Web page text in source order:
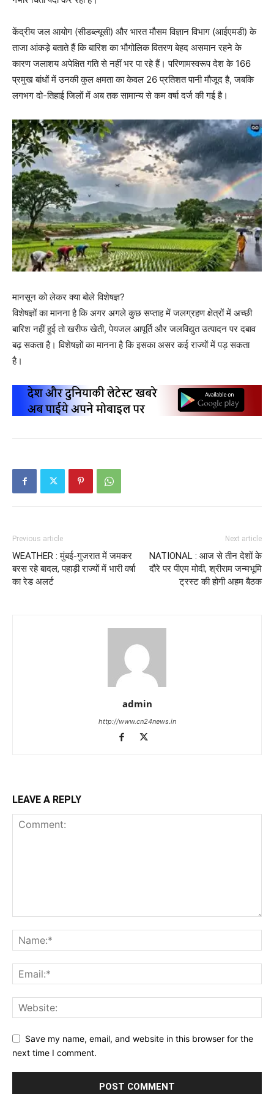
केंद्रीय जल आयोग (सीडब्ल्यूसी) और भारत मौसम विज्ञान विभाग (आईएमडी) के
ताजा आंकड़े बताते हैं कि बारिश का भौगोलिक वितरण बेहद असमान रहने के
कारण जलाशय अपेक्षित गति से नहीं भर पा रहे हैं। परिणामस्वरूप देश के 166
प्रमुख बांधों में उनकी कुल क्षमता का केवल 26 प्रतिशत पानी मौजूद है, जबकि
लगभग दो-तिहाई जिलों में अब तक सामान्य से कम वर्षा दर्ज की गई है।
मानसून को लेकर क्या बोले विशेषज्ञ?
विशेषज्ञों का मानना है कि अगर अगले कुछ सप्ताह में जलग्रहण क्षेत्रों में अच्छी
बारिश नहीं हुई तो खरीफ खेती, पेयजल आपूर्ति और जलविद्युत उत्पादन पर दबाव
बढ़ सकता है। विशेषज्ञों का मानना है कि इसका असर कई राज्यों में पड़ सकता
है।
Previous article
WEATHER : मुंबई-गुजरात में जमकर
बरस रहे बादल, पहाड़ी राज्यों में भारी वर्षा
का रेड अलर्ट
Next article
NATIONAL : आज से तीन देशों के
दौरे पर पीएम मोदी, श्रीराम जन्मभूमि
ट्रस्ट की होगी अहम बैठक
admin
http://www.cn24news.in
LEAVE A REPLY
Save my name, email, and website in this browser for the
next time I comment.